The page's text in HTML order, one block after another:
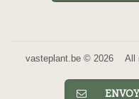
vasteplant.be © 2026 All